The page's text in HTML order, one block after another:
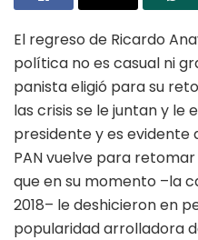
El regreso de Ricardo
política no es casual ni
panista eligió para su
las crisis se le juntan y le
presidente y es evidente
PAN vuelve para
que en su momento –la
2018– le deshicieron en
popularidad arrolladora